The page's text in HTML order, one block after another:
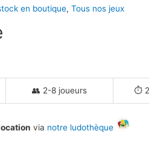
en boutique, Tous nos jeux
👥 2-8 joueurs ⏱️
via notre ludothèque